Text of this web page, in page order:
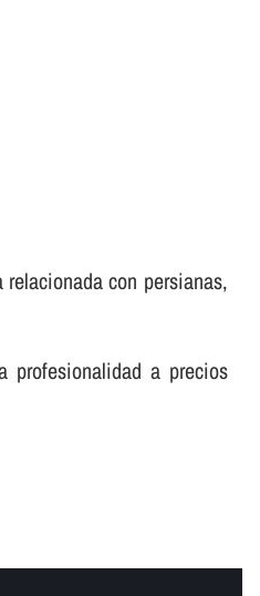
con persianas,
profesionalidad a precios